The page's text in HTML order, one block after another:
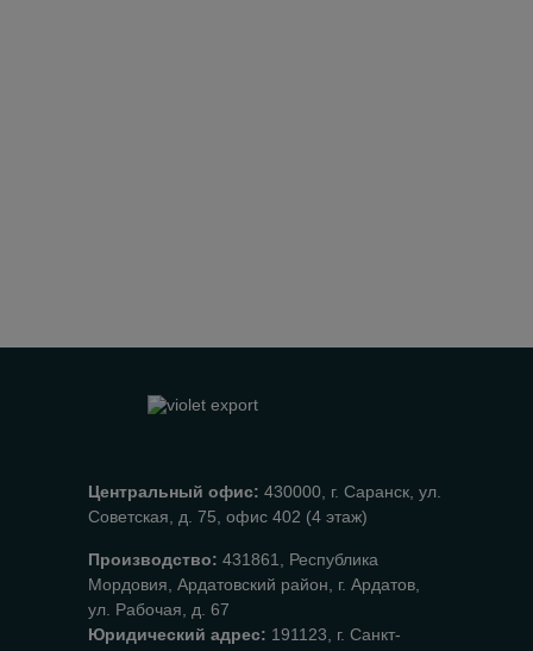
Центральный офис: 430000, г. Саранск, ул.
Советская, д. 75, офис 402 (4 этаж)
Производство: 431861, Республика
Мордовия, Ардатовский район, г. Ардатов,
ул. Рабочая, д. 67
Юридический адрес: 191123, г. Санкт-